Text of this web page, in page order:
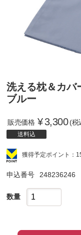
洗える枕＆カバ
ブルー
販売価格 ¥3,300 (税
送料込
獲得予定ポイント：
申込番号 248236246
数量